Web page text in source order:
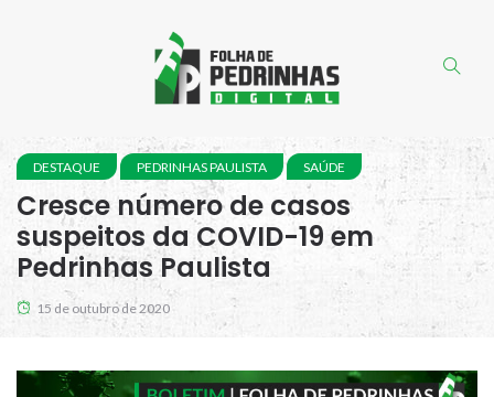
DESTAQUE PEDRINHAS PAULISTA SAÚDE
Cresce número de casos
suspeitos da COVID-19 em
Pedrinhas Paulista
15 de outubro de 2020